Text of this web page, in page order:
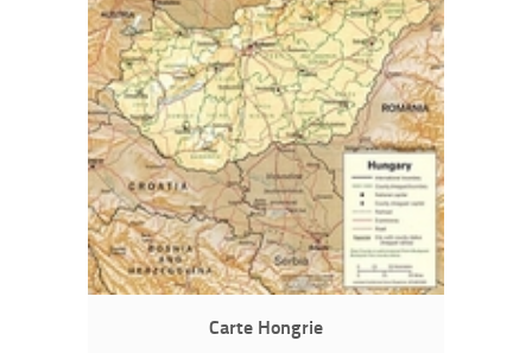
Carte Hongrie